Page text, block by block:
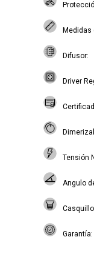
Medidas
Difusor
Driver
Tensión
Angulo
Casquillo
Garantía